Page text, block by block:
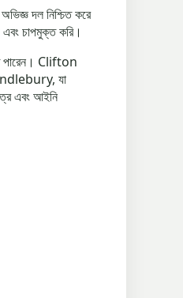
দল নিশ্চিত করে
এবং চাপমুক্ত করি।
পারেন। Clifton
যা
এবং আইনি